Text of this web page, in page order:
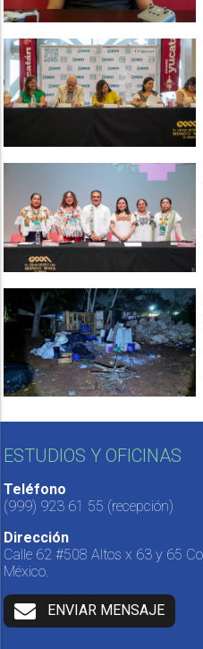
ESTUDIOS Y OFICINAS
Teléfono
(999) 923 61 55 (recepción)
Dirección
Calle 62 #508 Altos x 63 y 65
México.
ENVIAR MENSAJE